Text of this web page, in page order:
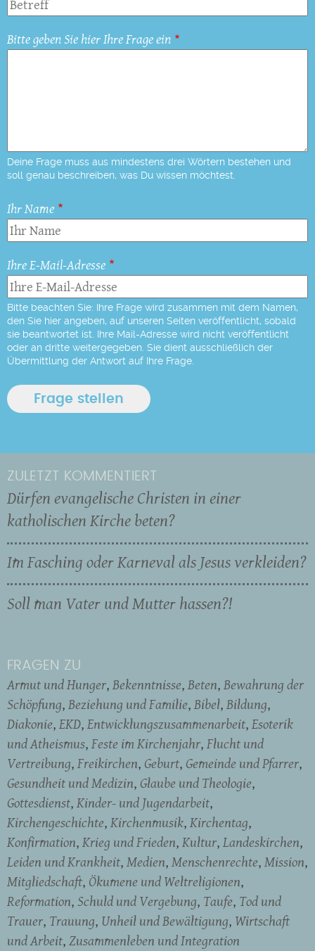
Bitte geben Sie hier Ihre Frage ein
Deine Frage muss aus mindestens drei Wörtern bestehen und
soll genau beschreiben, was Du wissen möchtest.
Ihr Name
Ihre E-Mail-Adresse
Bitte beachten Sie: Ihre Frage wird zusammen mit dem Namen,
den Sie hier angeben, auf unseren Seiten veröffentlicht, sobald
sie beantwortet ist. Ihre Mail-Adresse wird nicht veröffentlicht
oder an dritte weitergegeben. Sie dient ausschließlich der
Übermittlung der Antwort auf Ihre Frage.
ZULETZT KOMMENTIERT
Dürfen evangelische Christen in einer
katholischen Kirche beten?
Im Fasching oder Karneval als Jesus verkleiden?
Soll man Vater und Mutter hassen?!
FRAGEN ZU
Armut und Hunger Bekenntnisse Beten Bewahrung der
Schöpfung Beziehung und Familie Bibel Bildung
Diakonie EKD Entwicklungszusammenarbeit Esoterik
und Atheismus Feste im Kirchenjahr Flucht und
Vertreibung Freikirchen Geburt Gemeinde und Pfarrer
Gesundheit und Medizin Glaube und Theologie
Gottesdienst Kinder- und Jugendarbeit
Kirchengeschichte Kirchenmusik Kirchentag
Konfirmation Krieg und Frieden Kultur Landeskirchen
Leiden und Krankheit Medien Menschenrechte Mission
Mitgliedschaft Ökumene und Weltreligionen
Reformation Schuld und Vergebung Taufe Tod und
Trauer Trauung Unheil und Bewältigung Wirtschaft
und Arbeit Zusammenleben und Integration